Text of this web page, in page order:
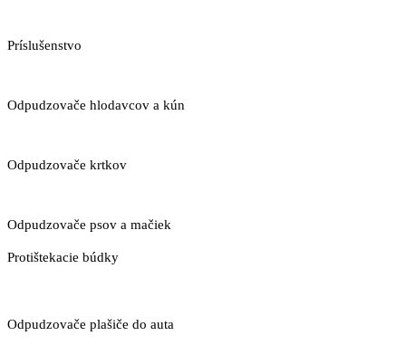
Príslušenstvo
Odpudzovače hlodavcov a kún
Odpudzovače krtkov
Odpudzovače psov a mačiek
Protištekacie búdky
Odpudzovače plašiče do auta